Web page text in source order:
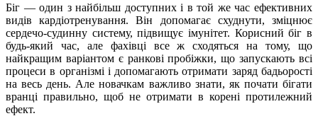
Біг — один з найбільш доступних і в той же час ефективних
видів кардіотренування. Він допомагає схуднути, зміцнює
сердечо-судинну систему, підвищує імунітет. Корисний біг в
будь-який час, але фахівці все ж сходяться на тому, що
найкращим варіантом є ранкові пробіжки, що запускають всі
процеси в організмі і допомагають отримати заряд бадьорості
на весь день. Але новачкам важливо знати, як почати бігати
вранці правильно, щоб не отримати в корені протилежний
ефект.